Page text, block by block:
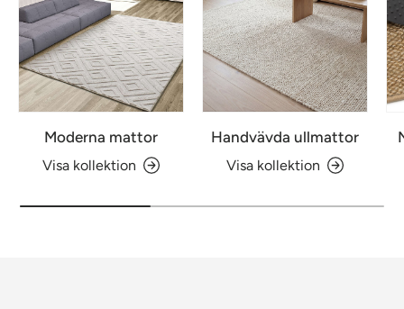
Moderna mattor
Visa kollektion
Handvävda ullmattor
Visa kollektion